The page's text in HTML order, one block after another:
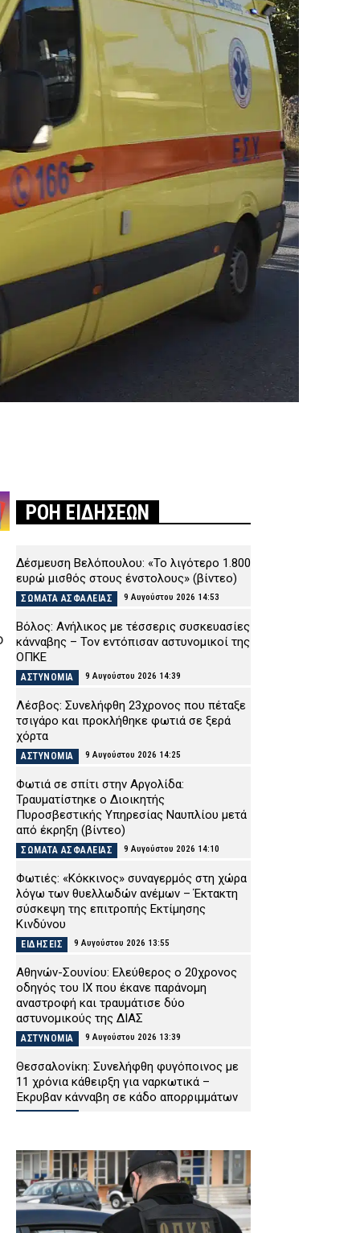
ΡΟΗ ΕΙΔΗΣΕΩΝ
Δέσμευση Βελόπουλου: «Το λιγότερο 1.800
ευρώ μισθός στους ένστολους» (βίντεο)
ΣΩΜΑΤΑ ΑΣΦΑΛΕΙΑΣ 9 Αυγούστου 2026 14:53
Βόλος: Ανήλικος με τέσσερις συσκευασίες
κάνναβης – Τον εντόπισαν αστυνομικοί της
ΟΠΚΕ
ΑΣΤΥΝΟΜΙΑ 9 Αυγούστου 2026 14:39
Λέσβος: Συνελήφθη 23χρονος που πέταξε
τσιγάρο και προκλήθηκε φωτιά σε ξερά
χόρτα
ΑΣΤΥΝΟΜΙΑ 9 Αυγούστου 2026 14:25
Φωτιά σε σπίτι στην Αργολίδα:
Τραυματίστηκε o Διοικητής
Πυροσβεστικής Υπηρεσίας Ναυπλίου μετά
από έκρηξη (βίντεο)
ΣΩΜΑΤΑ ΑΣΦΑΛΕΙΑΣ 9 Αυγούστου 2026 14:10
Φωτιές: «Κόκκινος» συναγερμός στη χώρα
λόγω των θυελλωδών ανέμων – Έκτακτη
σύσκεψη της επιτροπής Εκτίμησης
Κινδύνου
ΕΙΔΗΣΕΙΣ 9 Αυγούστου 2026 13:55
Αθηνών-Σουνίου: Ελεύθερος ο 20χρονος
οδηγός του ΙΧ που έκανε παράνομη
αναστροφή και τραυμάτισε δύο
αστυνομικούς της ΔΙΑΣ
ΑΣΤΥΝΟΜΙΑ 9 Αυγούστου 2026 13:39
Θεσσαλονίκη: Συνελήφθη φυγόποινος με
11 χρόνια κάθειρξη για ναρκωτικά –
Έκρυβαν κάνναβη σε κάδο απορριμμάτων
ανασύρθηκε νεκρός από τη θάλασσα
ΕΙΔΗΣΕΙΣ 9 Αυγούστου 2026 13:10
Αλόννησος: Περιπολικά και πυροσβεστικά
ταξιδεύουν στη Σκόπελο για να βάλουν